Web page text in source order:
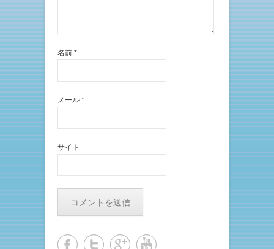
名前 *
メール *
サイト